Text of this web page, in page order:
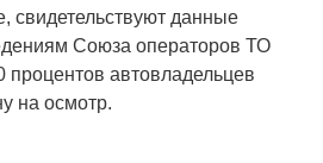
свидетельствуют данные
Союза операторов ТО
процентов автовладельцев
на осмотр.